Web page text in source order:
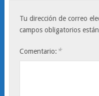
Tu dirección de correo
campos obligatorios
Comentario: *